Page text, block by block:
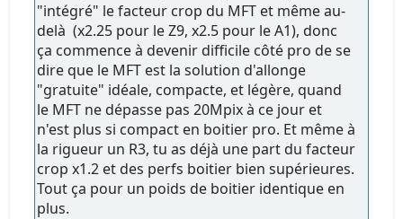
"intégré" le facteur crop du MFT et même au-
delà (x2.25 pour le Z9, x2.5 pour le A1), donc
ça commence à devenir difficile côté pro de se
dire que le MFT est la solution d'allonge
"gratuite" idéale, compacte, et légère, quand
le MFT ne dépasse pas 20Mpix à ce jour et
n'est plus si compact en boitier pro. Et même à
la rigueur un R3, tu as déjà une part du facteur
crop x1.2 et des perfs boitier bien supérieures.
Tout ça pour un poids de boitier identique en
plus.